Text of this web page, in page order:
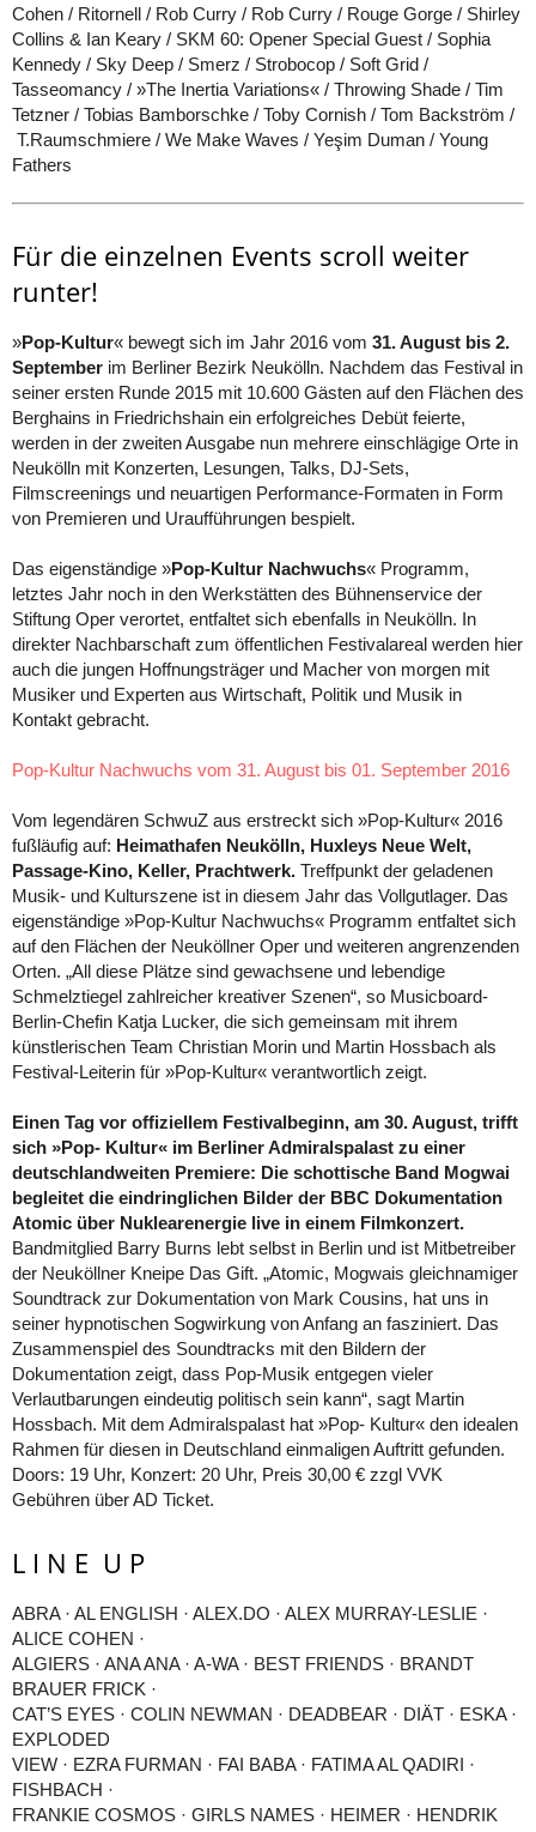
Cohen / Ritornell / Rob Curry / Rob Curry / Rouge Gorge / Shirley
Collins & Ian Keary / SKM 60: Opener Special Guest / Sophia
Kennedy / Sky Deep / Smerz / Strobocop / Soft Grid /
Tasseomancy / »The Inertia Variations« / Throwing Shade / Tim
Tetzner / Tobias Bamborschke / Toby Cornish / Tom Backström /
T.Raumschmiere / We Make Waves / Yeşim Duman / Young
Fathers
Für die einzelnen Events scroll weiter
runter!
»Pop-Kultur« bewegt sich im Jahr 2016 vom 31. August bis 2.
September im Berliner Bezirk Neukölln. Nachdem das Festival in
seiner ersten Runde 2015 mit 10.600 Gästen auf den Flächen des
Berghains in Friedrichshain ein erfolgreiches Debüt feierte,
werden in der zweiten Ausgabe nun mehrere einschlägige Orte in
Neukölln mit Konzerten, Lesungen, Talks, DJ-Sets,
Filmscreenings und neuartigen Performance-Formaten in Form
von Premieren und Uraufführungen bespielt.
Das eigenständige »Pop-Kultur Nachwuchs« Programm,
letztes Jahr noch in den Werkstätten des Bühnenservice der
Stiftung Oper verortet, entfaltet sich ebenfalls in Neukölln. In
direkter Nachbarschaft zum öffentlichen Festivalareal werden hier
auch die jungen Hoffnungsträger und Macher von morgen mit
Musiker und Experten aus Wirtschaft, Politik und Musik in
Kontakt gebracht.
Pop-Kultur Nachwuchs vom 31. August bis 01. September 2016
Vom legendären SchwuZ aus erstreckt sich »Pop-Kultur« 2016
fußläufig auf: Heimathafen Neukölln, Huxleys Neue Welt,
Passage-Kino, Keller, Prachtwerk. Treffpunkt der geladenen
Musik- und Kulturszene ist in diesem Jahr das Vollgutlager. Das
eigenständige »Pop-Kultur Nachwuchs« Programm entfaltet sich
auf den Flächen der Neuköllner Oper und weiteren angrenzenden
Orten. „All diese Plätze sind gewachsene und lebendige
Schmelztiegel zahlreicher kreativer Szenen“, so Musicboard-
Berlin-Chefin Katja Lucker, die sich gemeinsam mit ihrem
künstlerischen Team Christian Morin und Martin Hossbach als
Festival-Leiterin für »Pop-Kultur« verantwortlich zeigt.
Einen Tag vor offiziellem Festivalbeginn, am 30. August, trifft
sich »Pop- Kultur« im Berliner Admiralspalast zu einer
deutschlandweiten Premiere: Die schottische Band Mogwai
begleitet die eindringlichen Bilder der BBC Dokumentation
Atomic über Nuklearenergie live in einem Filmkonzert.
Bandmitglied Barry Burns lebt selbst in Berlin und ist Mitbetreiber
der Neuköllner Kneipe Das Gift. „Atomic, Mogwais gleichnamiger
Soundtrack zur Dokumentation von Mark Cousins, hat uns in
seiner hypnotischen Sogwirkung von Anfang an fasziniert. Das
Zusammenspiel des Soundtracks mit den Bildern der
Dokumentation zeigt, dass Pop-Musik entgegen vieler
Verlautbarungen eindeutig politisch sein kann“, sagt Martin
Hossbach. Mit dem Admiralspalast hat »Pop- Kultur« den idealen
Rahmen für diesen in Deutschland einmaligen Auftritt gefunden.
Doors: 19 Uhr, Konzert: 20 Uhr, Preis 30,00 € zzgl VVK
Gebühren über AD Ticket.
L I N E U P
ABRA · AL ENGLISH · ALEX.DO · ALEX MURRAY-LESLIE ·
ALICE COHEN ·
ALGIERS · ANA ANA · A-WA · BEST FRIENDS · BRANDT
BRAUER FRICK ·
CAT’S EYES · COLIN NEWMAN · DEADBEAR · DIÄT · ESKA ·
EXPLODED
VIEW · EZRA FURMAN · FAI BABA · FATIMA AL QADIRI ·
FISHBACH ·
FRANKIE COSMOS · GIRLS NAMES · HEIMER · HENDRIK